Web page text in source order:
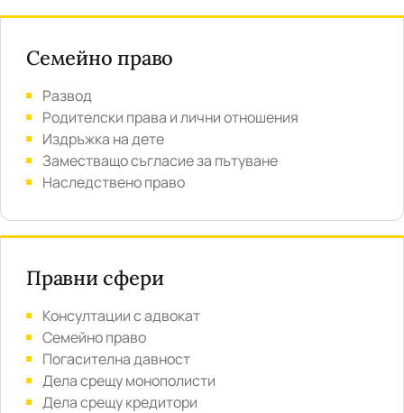
Семейно право
Развод
Родителски права и лични отношения
Издръжка на дете
Заместващо съгласие за пътуване
Наследствено право
Правни сфери
Консултации с адвокат
Семейно право
Погасителна давност
Дела срещу монополисти
Дела срещу кредитори